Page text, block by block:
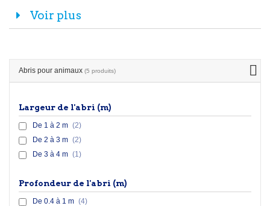
Voir plus
Abris pour animaux (5 produits)
Largeur de l'abri (m)
De 1 à 2 m (2)
De 2 à 3 m (2)
De 3 à 4 m (1)
Profondeur de l'abri (m)
De 0.4 à 1 m (4)